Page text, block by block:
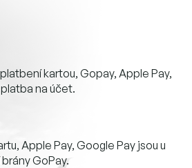
kartou, Gopay, Apple Pay,
na účet.
Apple Pay, Google Pay jsou u
GoPay.